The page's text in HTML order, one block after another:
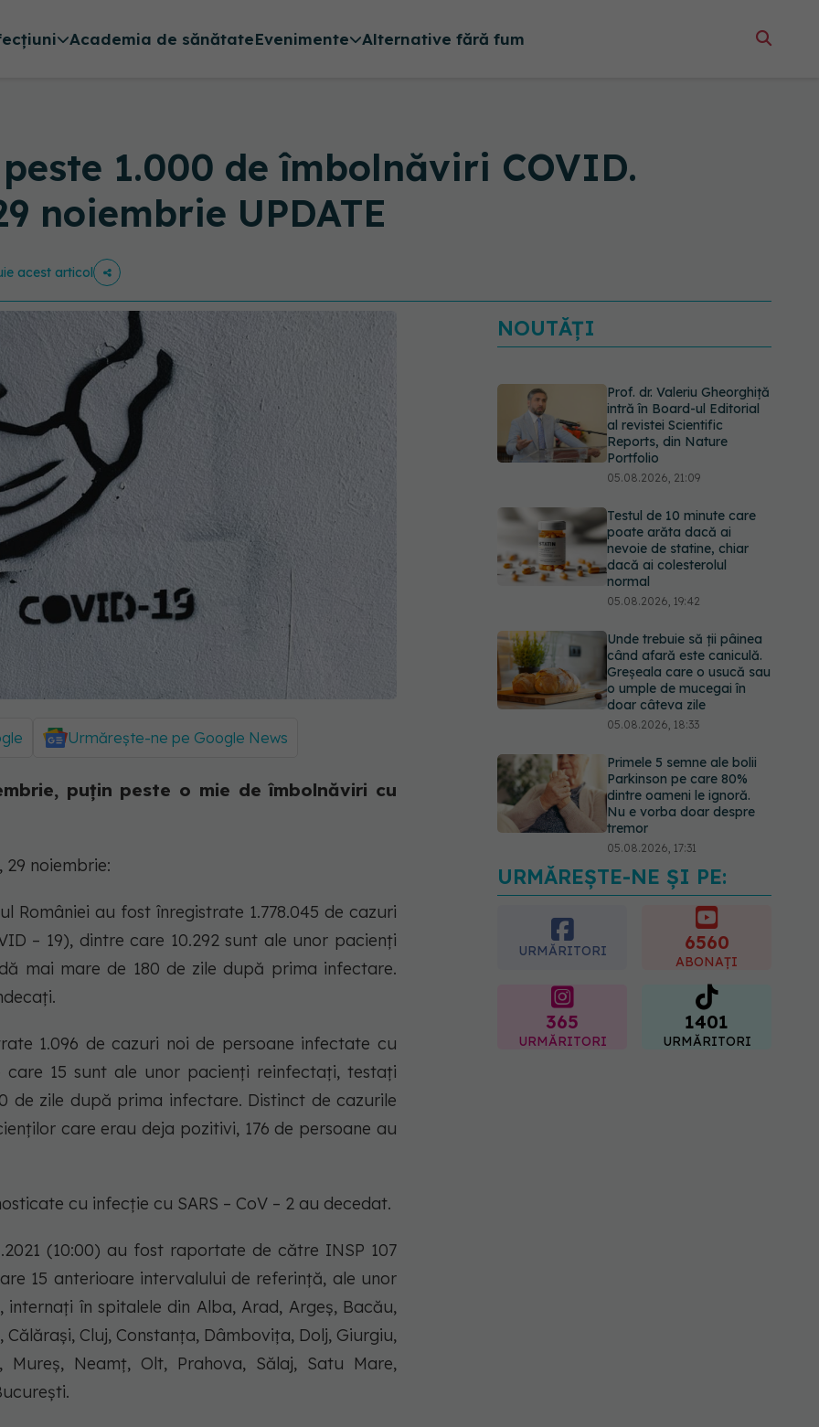
Academia de sănătateEvenimente Alternative fără fum
1.000 de îmbolnăviri COVID.
noiembrie UPDATE
acest articol
Urmărește-ne pe Google News
puțin peste o mie de îmbolnăviri cu
29 noiembrie:
României au fost înregistrate 1.778.045 de cazuri
– 19), dintre care 10.292 sunt ale unor pacienți
mai mare de 180 de zile după prima infectare.
1.096 de cazuri noi de persoane infectate cu
care 15 sunt ale unor pacienți reinfectați, testați
de zile după prima infectare. Distinct de cazurile
care erau deja pozitivi, 176 de persoane au
cu infecție cu SARS – CoV – 2 au decedat.
(10:00) au fost raportate de către INSP 107
15 anterioare intervalului de referință, ale unor
în spitalele din Alba, Arad, Argeș, Bacău,
Cluj, Constanța, Dâmbovița, Dolj, Giurgiu,
Neamț, Olt, Prahova, Sălaj, Satu Mare,
NOUTĂȚI
Prof. dr. Valeriu Gheorghiță
intră în Board-ul Editorial
al revistei Scientific
Reports, din Nature
Portfolio
05.08.2026, 21:09
Testul de 10 minute care
poate arăta dacă ai
nevoie de statine, chiar
dacă ai colesterolul
normal
05.08.2026, 19:42
Unde trebuie să ții pâinea
când afară este caniculă.
Greșeala care o usucă sau
o umple de mucegai în
doar câteva zile
05.08.2026, 18:33
Primele 5 semne ale bolii
Parkinson pe care 80%
dintre oameni le ignoră.
Nu e vorba doar despre
tremor
05.08.2026, 17:31
Gabriela Cristea, manifest
pentru respect și
acceptare: Corpul
fiecăruia spune o poveste
05.08.2026, 21:23
URMĂREȘTE-NE ȘI PE:
URMĂRITORI 6560
ABONAȚI
365
URMĂRITORI
1401
URMĂRITORI